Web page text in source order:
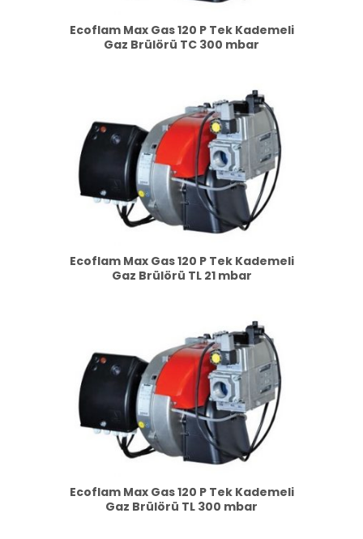
Ecoflam Max Gas 120 P Tek Kademeli
Gaz Brülörü TC 300 mbar
Ecoflam Max Gas 120 P Tek Kademeli
Gaz Brülörü TL 21 mbar
Ecoflam Max Gas 120 P Tek Kademeli
Gaz Brülörü TL 300 mbar